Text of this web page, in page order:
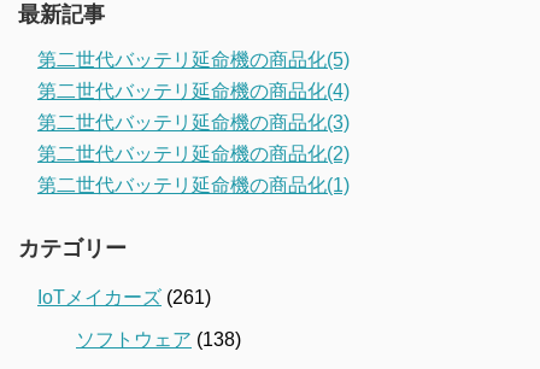
最新記事
第二世代バッテリ延命機の商品化(5)
第二世代バッテリ延命機の商品化(4)
第二世代バッテリ延命機の商品化(3)
第二世代バッテリ延命機の商品化(2)
第二世代バッテリ延命機の商品化(1)
カテゴリー
IoTメイカーズ (261)
ソフトウェア (138)